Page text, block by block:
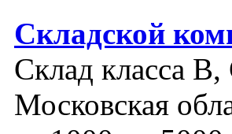
Складской
Склад класса
Московская